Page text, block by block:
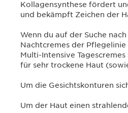
Kollagensynthese fördert
und bekämpft Zeichen der
Wenn du auf der Suche
Nachtcremes der
Multi-Intensive
für sehr trockene Haut
Um die Gesichtskonturen
Um der Haut einen